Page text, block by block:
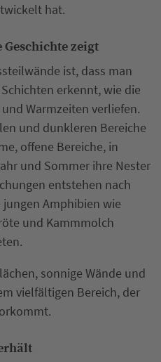
hat.
zeigt
ist, dass man
erkennt, wie die
Warmzeiten verliefen.
und dunkleren Bereiche
offene Bereiche, in
und Sommer ihre Nester
entstehen nach
jungen Amphibien wie
und Kammmolch
sonnige Wände und
vielfältigen Bereich, der